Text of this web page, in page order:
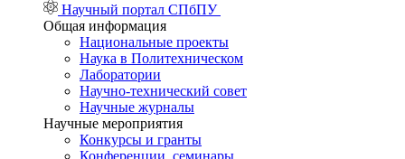
Научный портал СПбПУ
Общая информация
Национальные проекты
Наука в Политехническом
Лаборатории
Научно-технический совет
Научные журналы
Научные мероприятия
Конкурсы и гранты
Конференции, семинары